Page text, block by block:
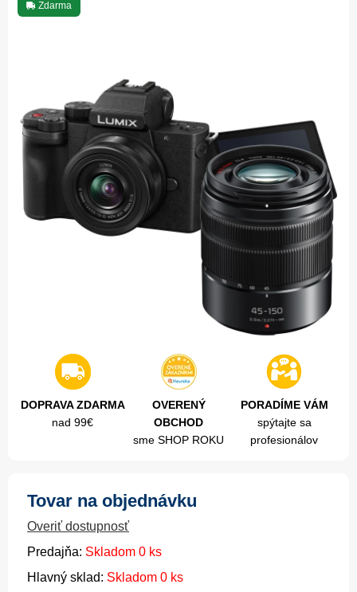
Zdarma
DOPRAVA ZDARMA
nad 99€
OVERENÝ
OBCHOD
sme SHOP ROKU
PORADÍME VÁM
spýtajte sa
profesionálov
Tovar na objednávku
Overiť dostupnosť
Predajňa: Skladom 0 ks
Hlavný sklad: Skladom 0 ks